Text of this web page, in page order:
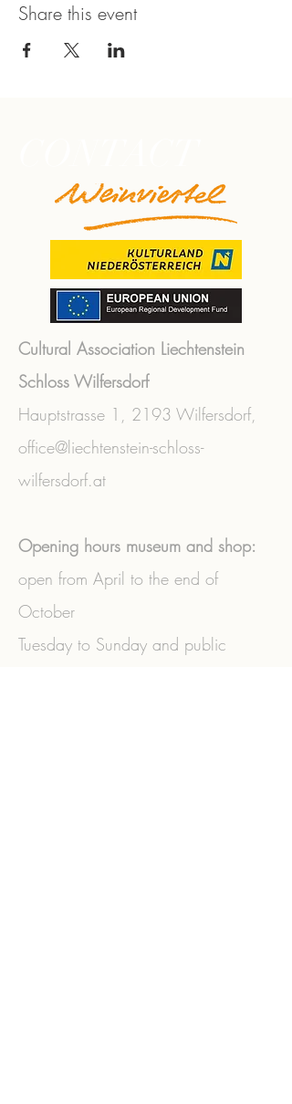
Share this event
Cultural Association Liechtenstein
Schloss Wilfersdorf
Hauptstrasse 1, 2193 Wilfersdorf,
office@liechtenstein-schloss-
wilfersdorf.at
Opening hours museum and shop:
open from April to the end of
October
Tuesday to Sunday and public